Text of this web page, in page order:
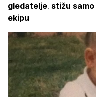
gledatelje, stižu
ekipu